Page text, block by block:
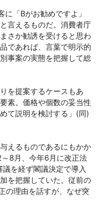
「Bがお勧めですよ」
言えるものだ。消費者庁
さか勧誘を受けると思わ
であれば、言葉で明示的
事案の実態を把握して総
を提案するケースもあ
素。価格や個数の妥当性
て説明を検討する」(同)
えるものであるにもかか
8月、今年6月に改正法
を経ず閣議決定で導入
を把握していた。従前の
の理由を話すが、なぜ突